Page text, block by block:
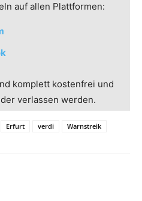
auf allen Plattformen:
komplett kostenfrei und
verlassen werden.
Erfurt verdi Warnstreik